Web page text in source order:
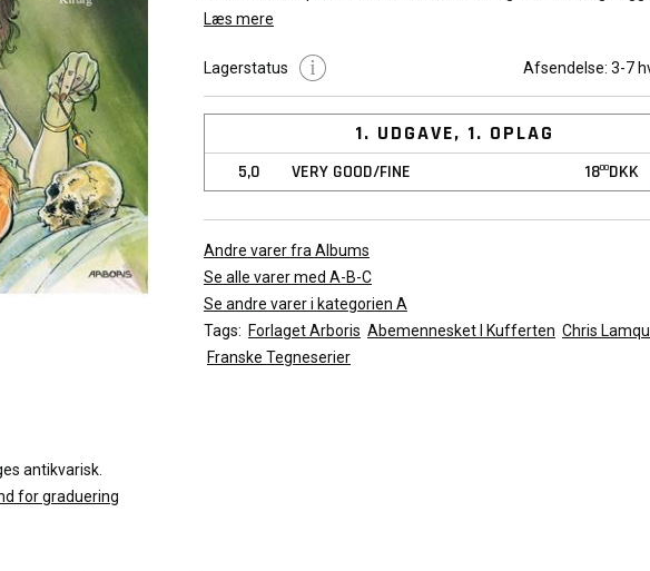
antikvarisk.
for graduering
graduering af albums kan du læse
Det viste billede er repræsentativt for tegneserien. Kvaliteten af
vil variere afhængig af den valgte stand.
Læs mere
Lagerstatus Afsendelse: 3-7
1. UDGAVE, 1. OPLAG
5,0 VERY GOOD/FINE 1800DKK
Andre varer fra Albums
Se alle varer med A-B-C
Se andre varer i kategorien A
Tags: Forlaget Arboris Abemennesket I Kufferten Chris
Franske Tegneserier